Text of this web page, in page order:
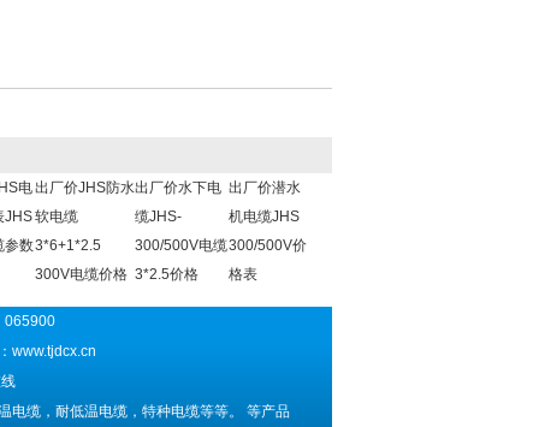
电
JHS
参数
出厂价JHS防水
软电缆
3*6+1*2.5
300V电缆价格
出厂价水下电
缆JHS-
300/500V电缆
3*2.5价格
出厂价潜水
机电缆JHS
300/500V价
格表
065900
www.tjdcx.cn
电缆，耐低温电缆，特种电缆等等。 等产品